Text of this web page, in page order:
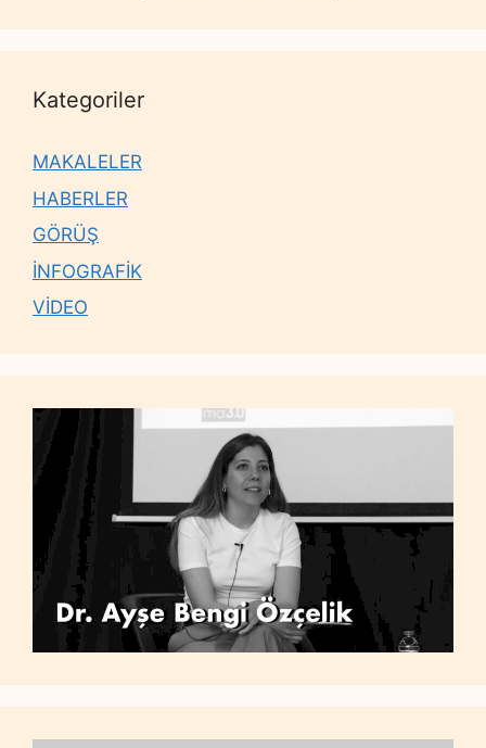
Kategoriler
MAKALELER
HABERLER
GÖRÜŞ
İNFOGRAFİK
VİDEO